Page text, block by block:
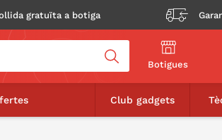
gratuïta a botiga
Botigues
Club gadgets